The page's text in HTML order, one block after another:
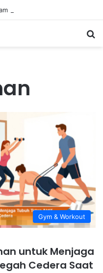
Gym & Workout
untuk Menjaga
Cedera Saat